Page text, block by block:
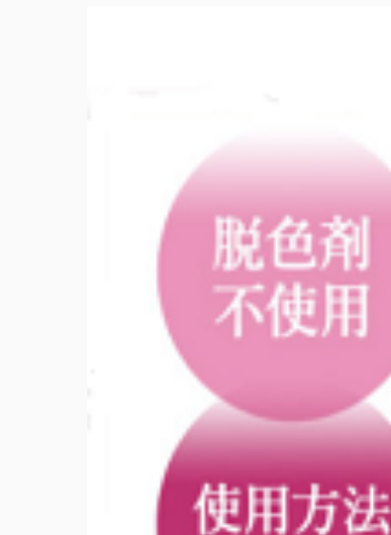
毛剤6 時間より中身！抜け毛を予防
する簡単運動6.1 【家の中や買い物
中にもできるカンタン運動】7 【3
月12日（金）より】育毛剤ロフト販
売開始8 【アーカイブ動画無料】マ
イナチュレ初のオンラインイベント
9 ステイホームで育毛ケアに励む ...